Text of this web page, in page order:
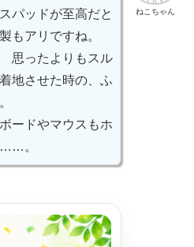
ねこちゃん
パッドが至高だと
もアリですね。
思ったよりもスル
地させた時の、ふ
ードやマウスもホ
……。